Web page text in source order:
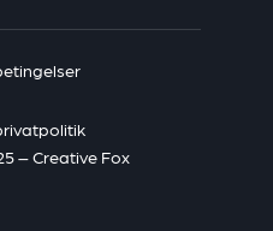
– Creative Fox